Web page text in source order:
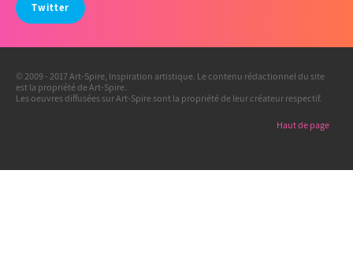
Twitter
© 2009 - 2017 Art-Spire, Inspiration artistique. Le contenu rédactionnel du site
est la propriété de Art-Spire.
Les oeuvres diffusées sur Art-Spire sont la propriété de leur créateur respectif.
Haut de page